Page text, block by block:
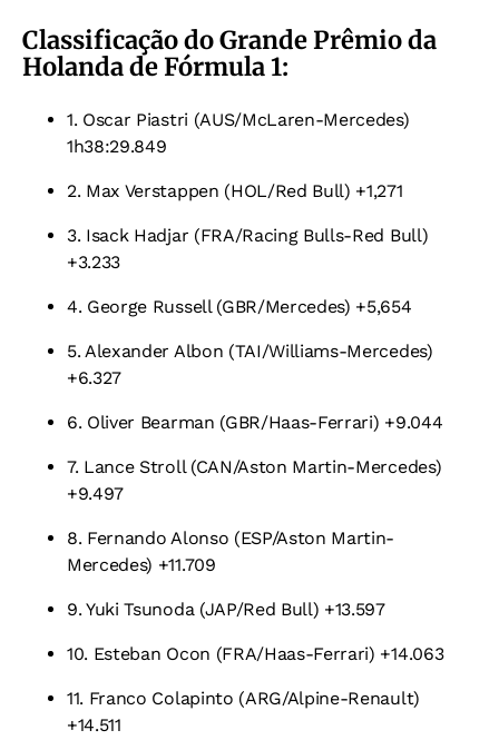
Classificação do Grande Prêmio da
Holanda de Fórmula 1:
1. Oscar Piastri (AUS/McLaren-Mercedes)
1h38:29.849
2. Max Verstappen (HOL/Red Bull) +1,271
3. Isack Hadjar (FRA/Racing Bulls-Red Bull)
+3.233
4. George Russell (GBR/Mercedes) +5,654
5. Alexander Albon (TAI/Williams-Mercedes)
+6.327
6. Oliver Bearman (GBR/Haas-Ferrari) +9.044
7. Lance Stroll (CAN/Aston Martin-Mercedes)
+9.497
8. Fernando Alonso (ESP/Aston Martin-
Mercedes) +11.709
9. Yuki Tsunoda (JAP/Red Bull) +13.597
10. Esteban Ocon (FRA/Haas-Ferrari) +14.063
11. Franco Colapinto (ARG/Alpine-Renault)
+14.511